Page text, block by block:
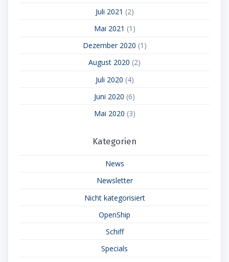
Juli 2021 (2)
Mai 2021 (1)
Dezember 2020 (1)
August 2020 (2)
Juli 2020 (4)
Juni 2020 (6)
Mai 2020 (3)
Kategorien
News
Newsletter
Nicht kategorisiert
OpenShip
Schiff
Specials